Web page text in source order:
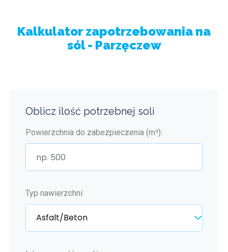
Kalkulator zapotrzebowania na
sól - Parzęczew
Oblicz ilość potrzebnej soli
Powierzchnia do zabezpieczenia (m²):
Typ nawierzchni: